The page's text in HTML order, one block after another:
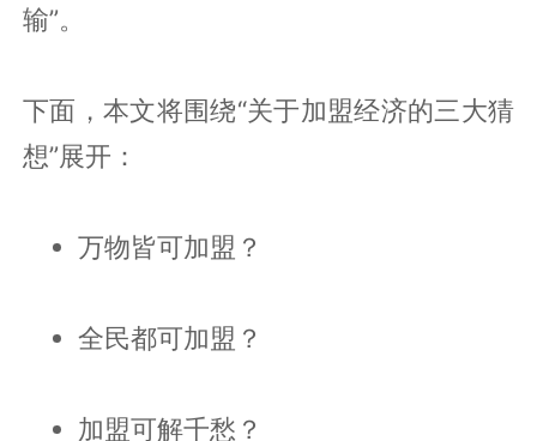
输”。
下面，本文将围绕“关于加盟经济的三大猜
想”展开：
万物皆可加盟？
全民都可加盟？
加盟可解千愁？